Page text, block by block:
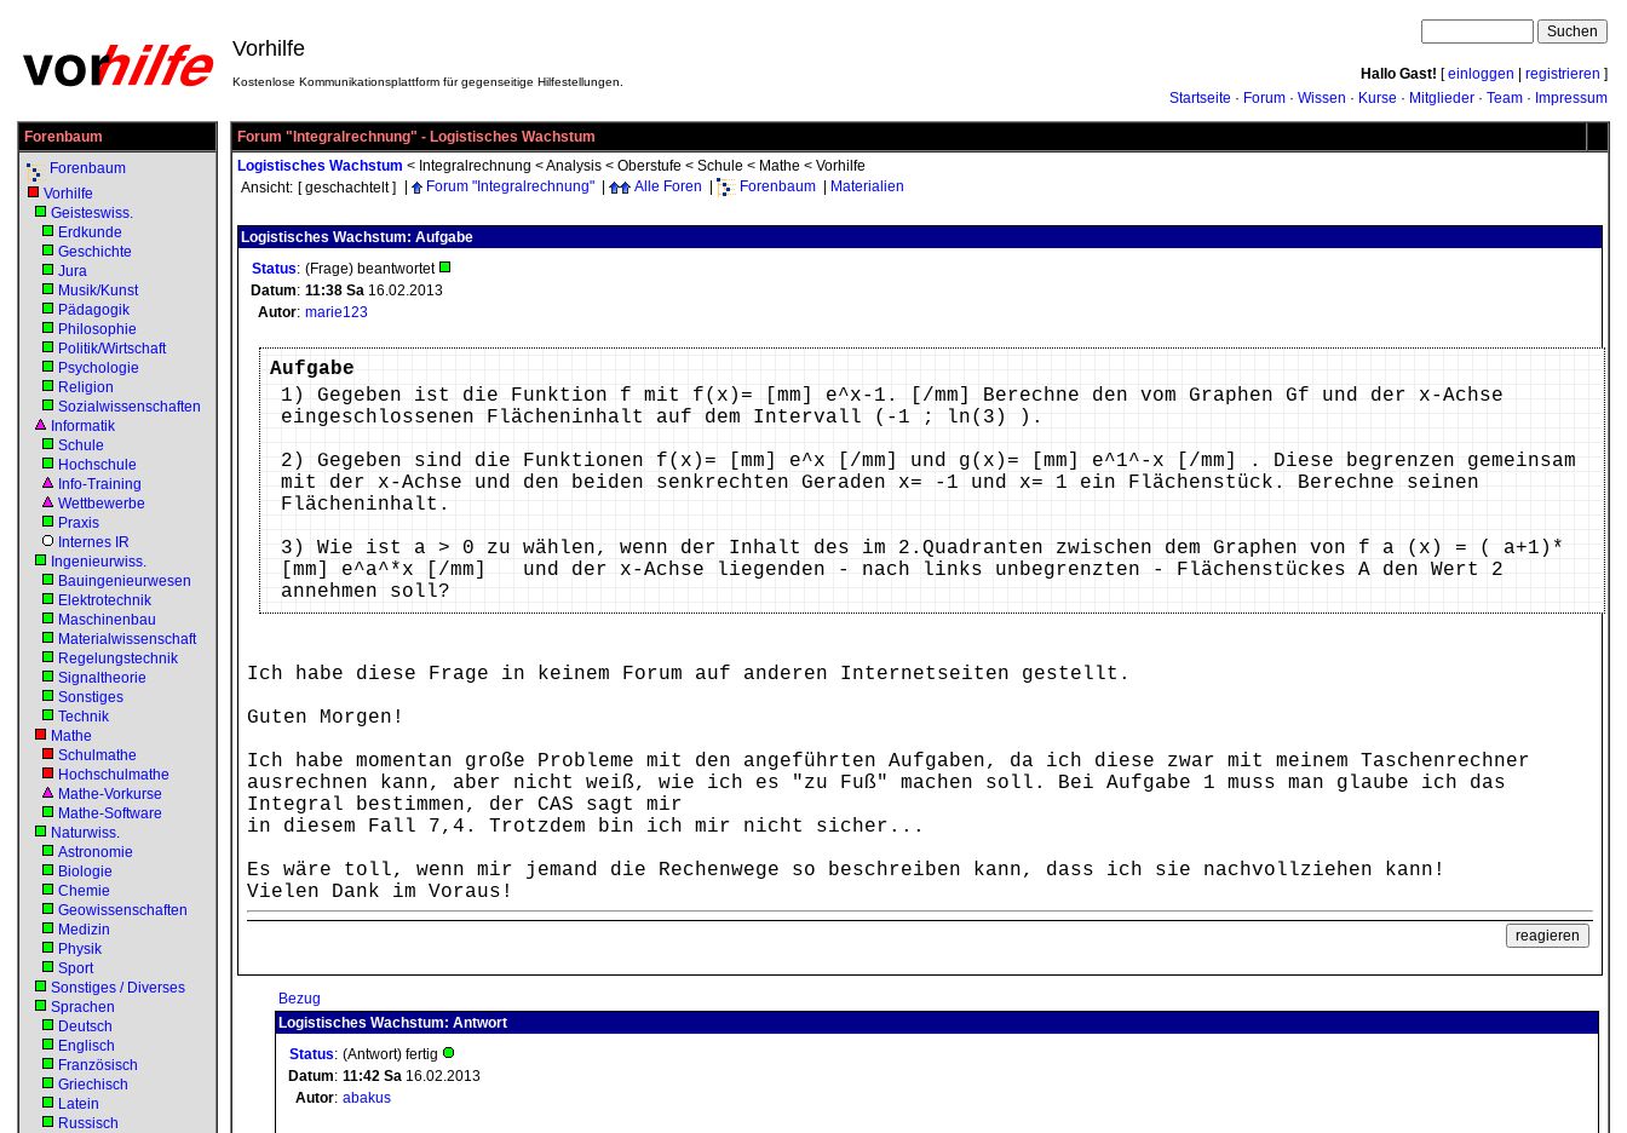
Vorhilfe
Kostenlose Kommunikationsplattform für gegenseitige Hilfestellungen. Hallo Gast! [einloggen registrieren ]
Startseite · Forum · Wissen · Kurse · Mitglieder · Team · Impressum
Forenbaum
Forenbaum
Vorhilfe
Geisteswiss.
Erdkunde
Geschichte
Jura
Musik/Kunst
Pädagogik
Philosophie
Politik/Wirtschaft
Psychologie
Religion
Sozialwissenschaften
Informatik
Schule
Hochschule
Info-Training
Wettbewerbe
Praxis
Internes IR
Ingenieurwiss.
Bauingenieurwesen
Elektrotechnik
Maschinenbau
Materialwissenschaft
Regelungstechnik
Signaltheorie
Sonstiges
Technik
Mathe
Schulmathe
Hochschulmathe
Mathe-Vorkurse
Mathe-Software
Naturwiss.
Astronomie
Biologie
Chemie
Geowissenschaften
Medizin
Physik
Sport
Sonstiges / Diverses
Sprachen
Deutsch
Englisch
Französisch
Griechisch
Latein
Russisch
Forum "Integralrechnung" - Logistisches Wachstum
Logistisches Wachstum < Integralrechnung <Analysis < Oberstufe < Schule < Mathe < Vorhilfe
Ansicht: [ geschachtelt ] Forum "Integralrechnung" Alle Foren Forenbaum Materialien
Logistisches Wachstum: Aufgabe
Status: (Frage) beantwortet
Datum: 11:38 Sa 16.02.2013
Autor: marie123
Aufgabe
1) Gegeben ist die Funktion f mit f(x)= [mm] e^x-1. [/mm] Berechne den vom Graphen Gf und der x-Achse
eingeschlossenen Flächeninhalt auf dem Intervall (-1 ; ln(3) ).
2) Gegeben sind die Funktionen f(x)= [mm] e^x [/mm] und g(x)= [mm] e^1^-x [/mm] . Diese begrenzen gemeinsam
mit der x-Achse und den beiden senkrechten Geraden x= -1 und x= 1 ein Flächenstück. Berechne seinen
Flächeninhalt.
3) Wie ist a > 0 zu wählen, wenn der Inhalt des im 2.Quadranten zwischen dem Graphen von f a (x) = ( a+1)*
[mm] e^a^*x [/mm] und der x-Achse liegenden - nach links unbegrenzten - Flächenstückes A den Wert 2
annehmen soll?
Ich habe diese Frage in keinem Forum auf anderen Internetseiten gestellt.
Guten Morgen!
Ich habe momentan große Probleme mit den angeführten Aufgaben, da ich diese zwar mit meinem Taschenrechner
ausrechnen kann, aber nicht weiß, wie ich es "zu Fuß" machen soll. Bei Aufgabe 1 muss man glaube ich das
Integral bestimmen, der CAS sagt mir
in diesem Fall 7,4. Trotzdem bin ich mir nicht sicher...
Es wäre toll, wenn mir jemand die Rechenwege so beschreiben kann, dass ich sie nachvollziehen kann!
Vielen Dank im Voraus!
Bezug
Logistisches Wachstum: Antwort
Status: (Antwort) fertig
Datum: 11:42 Sa 16.02.2013
Autor: abakus